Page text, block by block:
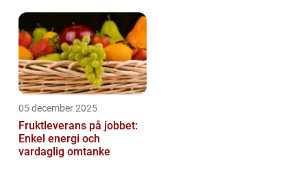
05 december 2025
Fruktleverans på jobbet:
Enkel energi och
vardaglig omtanke